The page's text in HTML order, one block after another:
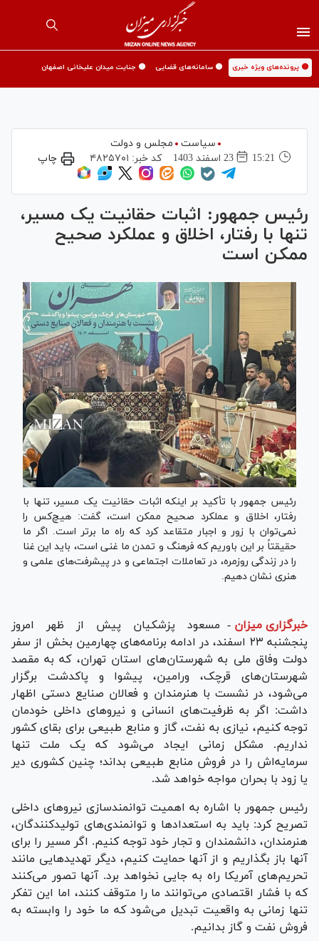
🟡 پرونده‌های ویژه خبری 🟡 سامانه‌های قضایی 🟡 جنایت میدان علیخانی اصفهان
سیاست
مجلس و دولت
15:21
23 اسفند 1403 کد خبر: ۴۸۲۵۷۰۱ چاپ
رئیس جمهور: اثبات حقانیت یک مسیر،
تنها با رفتار، اخلاق و عملکرد صحیح
ممکن است
رئیس جمهور با تأکید بر اینکه اثبات حقانیت یک مسیر، تنها با
رفتار، اخلاق و عملکرد صحیح ممکن است، گفت: هیچ‌کس را
نمی‌توان با زور و اجبار متقاعد کرد که راه ما برتر است. اگر ما
حقیقتاً بر این باوریم که فرهنگ و تمدن ما غنی است، باید این غنا
را در زندگی روزمره، در تعاملات اجتماعی و در پیشرفت‌های علمی و
هنری نشان دهیم.
خبرگزاری میزان - مسعود پزشکیان پیش از ظهر امروز
پنجشنبه ۲۳ اسفند، در ادامه برنامه‌های چهارمین بخش از سفر
دولت وفاق ملی به شهرستان‌های استان تهران، که به مقصد
شهرستان‌های قرچک، ورامین، پیشوا و پاکدشت برگزار
می‌شود، در نشست با هنرمندان و فعالان صنایع دستی اظهار
داشت: اگر به ظرفیت‌های انسانی و نیرو‌های داخلی خودمان
توجه کنیم، نیازی به نفت، گاز و منابع طبیعی برای بقای کشور
نداریم. مشکل زمانی ایجاد می‌شود که یک ملت تنها
سرمایه‌اش را در فروش منابع طبیعی بداند؛ چنین کشوری دیر
یا زود با بحران مواجه خواهد شد.
رئیس جمهور با اشاره به اهمیت توانمندسازی نیرو‌های داخلی
تصریح کرد: باید به استعداد‌ها و توانمندی‌های تولیدکنندگان،
هنرمندان، دانشمندان و تجار خود توجه کنیم. اگر مسیر را برای
آنها باز بگذاریم و از آنها حمایت کنیم، دیگر تهدید‌هایی مانند
تحریم‌های آمریکا راه به جایی نخواهد برد. آنها تصور می‌کنند
که با فشار اقتصادی می‌توانند ما را متوقف کنند، اما این تفکر
تنها زمانی به واقعیت تبدیل می‌شود که ما خود را وابسته به
فروش نفت و گاز بدانیم.